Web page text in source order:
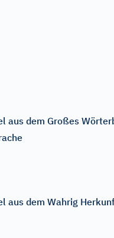
aus dem Großes
aus dem Wahrig